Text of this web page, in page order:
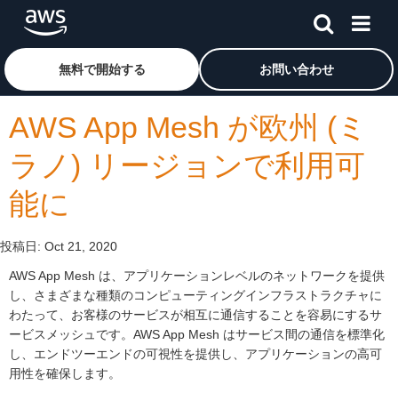
メインコンテンツに移動
アマゾン ウェブ サービスのホームページに戻るには、こ
無料で開始する お問い合わせ
AWS App Mesh が欧州 (ミ
ラノ) リージョンで利用可
能に
投稿日: Oct 21, 2020
AWS App Mesh は、アプリケーションレベルのネットワークを提供
し、さまざまな種類のコンピューティングインフラストラクチャに
わたって、お客様のサービスが相互に通信することを容易にするサ
ービスメッシュです。AWS App Mesh はサービス間の通信を標準化
し、エンドツーエンドの可視性を提供し、アプリケーションの高可
用性を確保します。